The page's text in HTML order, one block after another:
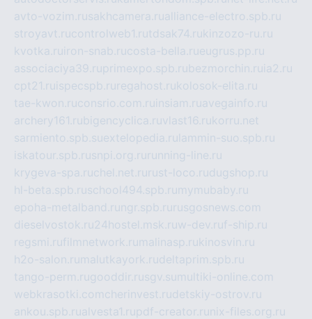
avto-vozim.rusakhcamera.rualliance-electro.spb.ru
stroyavt.rucontrolweb1.rutdsak74.rukinzozo-ru.ru
kvotka.ru iron-snab.rucosta-bella.rueugrus.pp.ru
associaciya39.ruprimexpo.spb.rubezmorchin.ru ia2.ru
cpt21.ru ispecspb.ru regahost.rukolosok-elita.ru
tae-kwon.ruconsrio.com.ru insiam.ruavegainfo.ru
archery161.rubigencyclica.ruvlast16.rukorru.net
sarmiento.spb.suextelopedia.ru lammin-suo.spb.ru
iskatour.spb.rusnpi.org.ru running-line.ru
krygeva-spa.ruchel.net.ru rust-loco.rudugshop.ru
hl-beta.spb.ruschool494.spb.ru mymubaby.ru
epoha-metalband.ru ngr.spb.ru rusgosnews.com
dieselvostok.ru24hostel.msk.ruw-dev.ruf-ship.ru
regsmi.rufilmnetwork.ru malinasp.rukinosvin.ru
h2o-salon.ru malutkayork.rudeltaprim.spb.ru
tango-perm.rugooddir.rusgv.su multiki-online.com
webkrasotki.comcherinvest.rudetskiy-ostrov.ru
ankou.spb.rualvesta1.rupdf-creator.ru nix-files.org.ru